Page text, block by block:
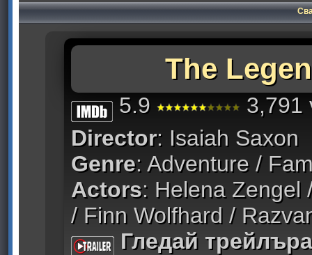
The
5.9
3,791
Director: Isaiah Saxon
Genre: Adventure /
Actors: Helena Zengel
/ Finn Wolfhard /
Гледай трейлъра